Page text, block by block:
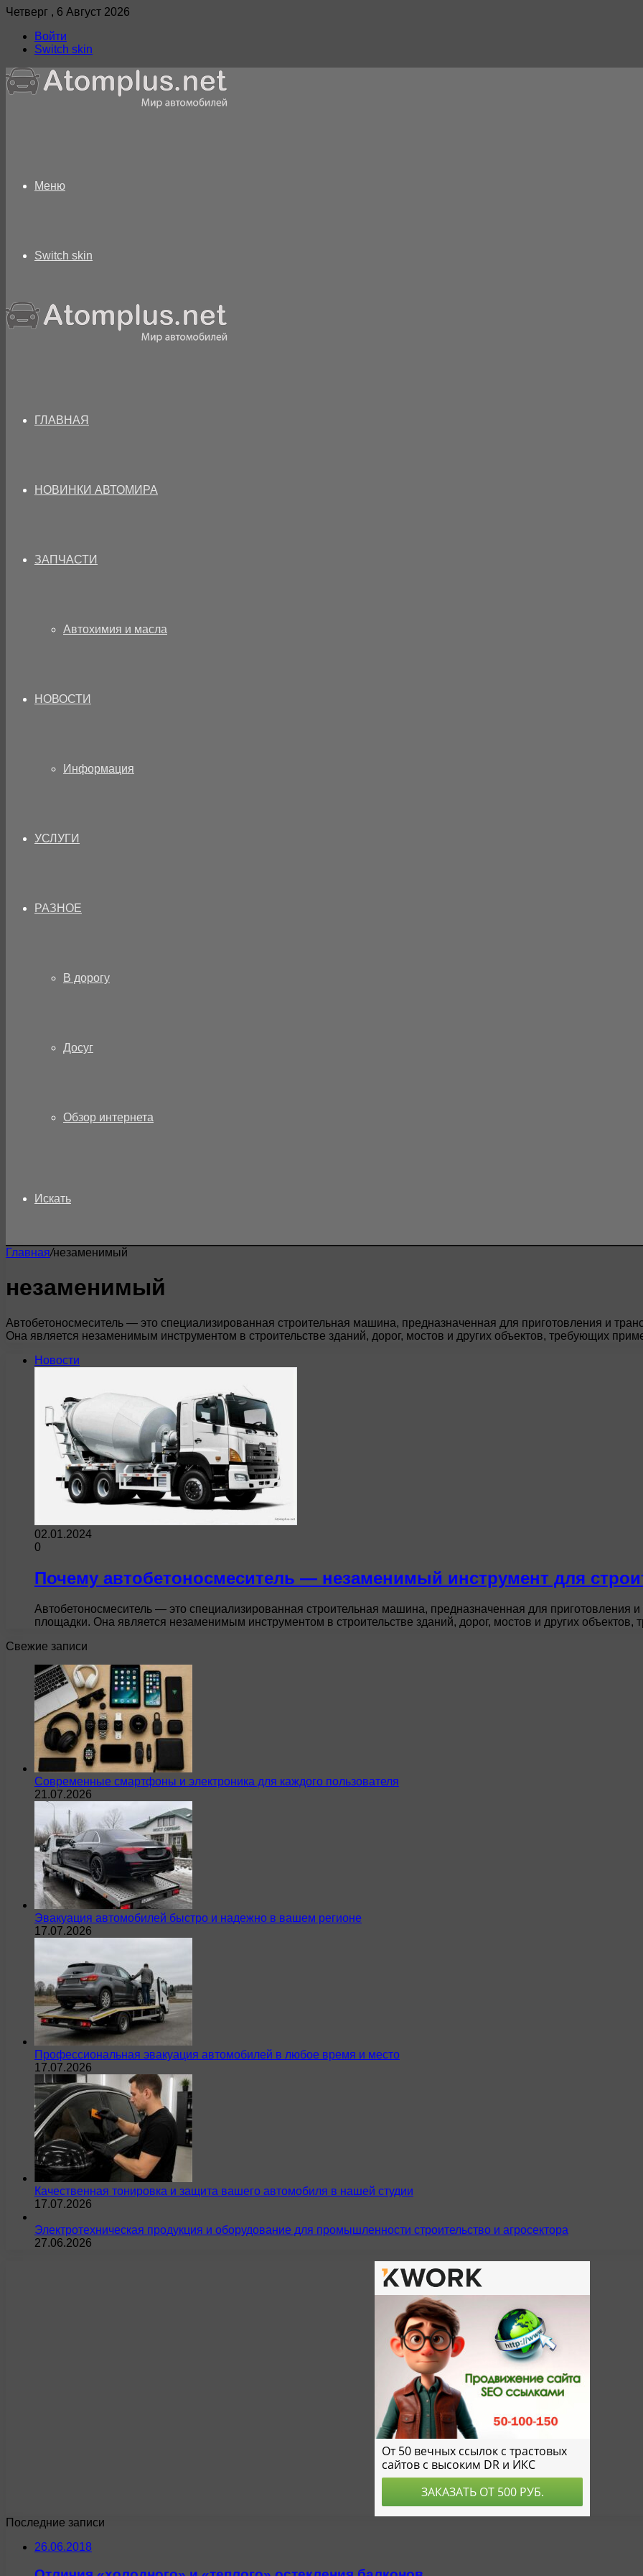
Четверг , 6 Август 2026
Войти
Switch skin
Меню
Switch skin
ГЛАВНАЯ
НОВИНКИ АВТОМИРА
ЗАПЧАСТИ
Автохимия и масла
НОВОСТИ
Информация
УСЛУГИ
РАЗНОЕ
В дорогу
Досуг
Обзор интернета
Искать
Главная/незаменимый
незаменимый
Автобетоносмеситель — это специализированная строительная машина, предназначенная для приготовления и
Она является незаменимым инструментом в строительстве зданий, дорог, мостов и других объектов, требующих
Новости
02.01.2024
0
Почему автобетоносмеситель — незаменимый инструмент для
Автобетоносмеситель — это специализированная строительная машина, предназначенная для приготовления
площадки. Она является незаменимым инструментом в строительстве зданий, дорог, мостов и других
Свежие записи
Современные смартфоны и электроника для каждого пользователя
21.07.2026
Эвакуация автомобилей быстро и надежно в вашем регионе
17.07.2026
Профессиональная эвакуация автомобилей в любое время и место
17.07.2026
Качественная тонировка и защита вашего автомобиля в нашей студии
17.07.2026
Электротехническая продукция и оборудование для промышленности строительство и агросектора
27.06.2026
Последние записи
26.06.2018